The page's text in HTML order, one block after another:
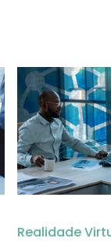
Realidade